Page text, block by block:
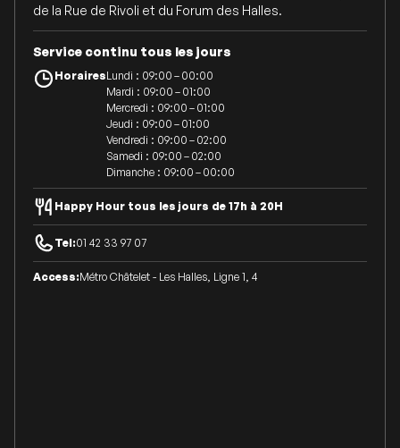
de la Rue de Rivoli et du Forum des Halles.
Service continu tous les jours
HorairesLundi : 09:00 – 00:00
Mardi : 09:00 – 01:00
Mercredi : 09:00 – 01:00
Jeudi : 09:00 – 01:00
Vendredi : 09:00 – 02:00
Samedi : 09:00 – 02:00
Dimanche : 09:00 – 00:00
Happy Hour tous les jours de 17h à 20H
Tel:01 42 33 97 07
Access:Métro Châtelet - Les Halles, Ligne 1, 4